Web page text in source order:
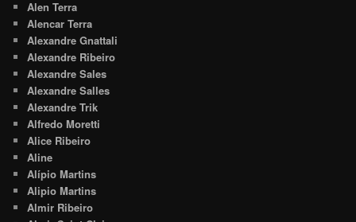
Alen Terra
Alencar Terra
Alexandre Gnattali
Alexandre Ribeiro
Alexandre Sales
Alexandre Salles
Alexandre Trik
Alfredo Moretti
Alice Ribeiro
Aline
Alípio Martins
Alipio Martins
Almir Ribeiro